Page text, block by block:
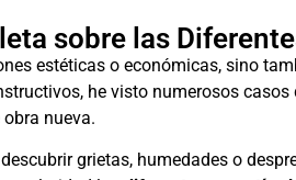
sobre las
estéticas o económicas, sino
he visto numerosos
nueva.
grietas, humedades o